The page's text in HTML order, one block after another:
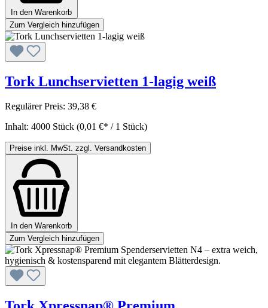
In den Warenkorb
Zum Vergleich hinzufügen
Tork Lunchservietten 1-lagig weiß
Regulärer Preis: 39,38 €
Inhalt: 4000 Stück (0,01 €* / 1 Stück)
Preise inkl. MwSt. zzgl. Versandkosten
In den Warenkorb
Zum Vergleich hinzufügen